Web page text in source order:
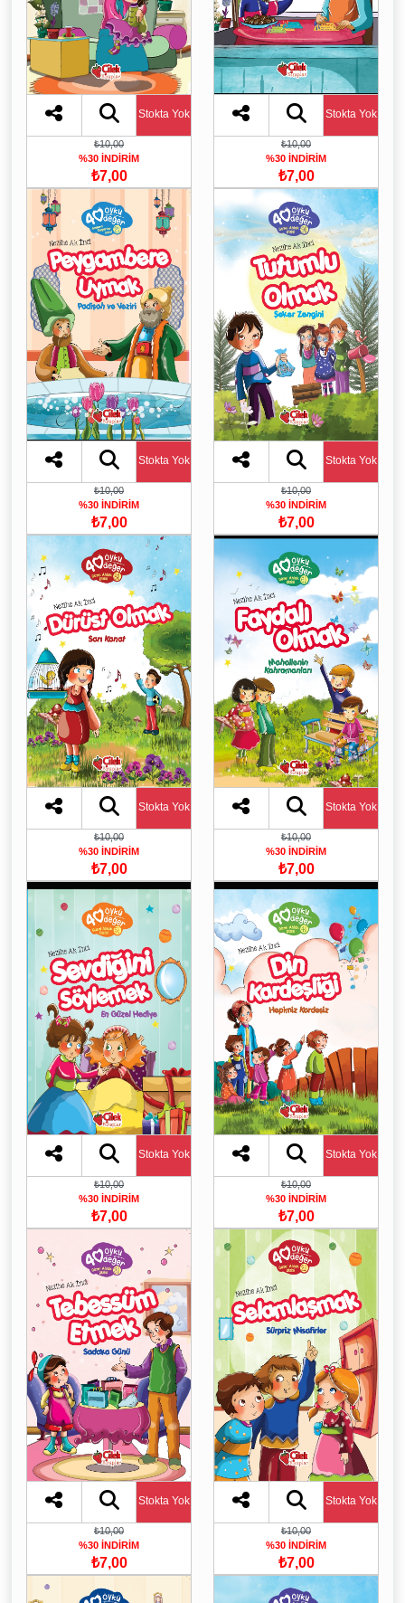
Stokta Yok
₺10,00
%30 İNDİRİM
₺7,00
Stokta Yok
₺10,00
%30 İNDİRİM
₺7,00
Stokta Yok
₺10,00
%30 İNDİRİM
₺7,00
Stokta Yok
₺10,00
%30 İNDİRİM
₺7,00
Stokta Yok
₺10,00
%30 İNDİRİM
₺7,00
Stokta Yok
₺10,00
%30 İNDİRİM
₺7,00
Stokta Yok
₺10,00
%30 İNDİRİM
₺7,00
Stokta Yok
₺10,00
%30 İNDİRİM
₺7,00
Stokta Yok
₺10,00
%30 İNDİRİM
₺7,00
Stokta Yok
₺10,00
%30 İNDİRİM
₺7,00